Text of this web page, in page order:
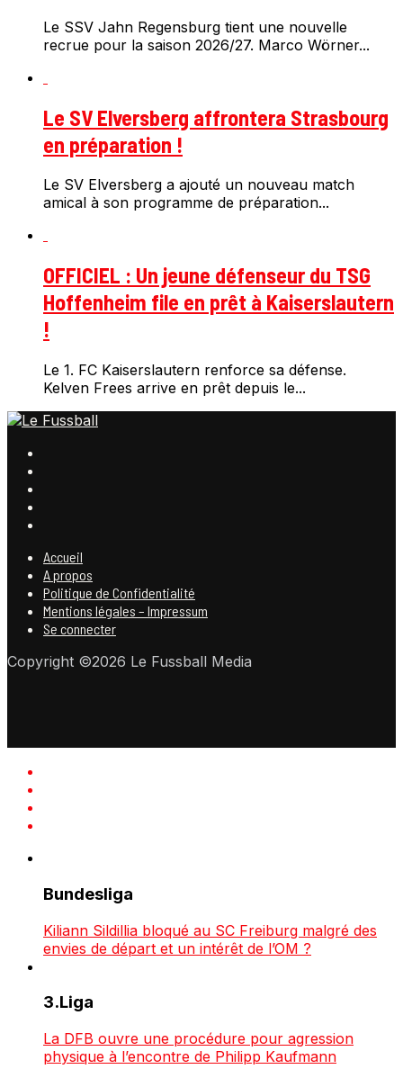
Le SSV Jahn Regensburg tient une nouvelle
recrue pour la saison 2026/27. Marco Wörner...
Le SV Elversberg affrontera Strasbourg
en préparation !
Le SV Elversberg a ajouté un nouveau match
amical à son programme de préparation...
OFFICIEL : Un jeune défenseur du TSG
Hoffenheim file en prêt à Kaiserslautern
!
Le 1. FC Kaiserslautern renforce sa défense.
Kelven Frees arrive en prêt depuis le...
Accueil
A propos
Politique de Confidentialité
Mentions légales – Impressum
Se connecter
Copyright ©2026 Le Fussball Media
Bundesliga
Kiliann Sildillia bloqué au SC Freiburg malgré des
envies de départ et un intérêt de l’OM ?
3.Liga
La DFB ouvre une procédure pour agression
physique à l’encontre de Philipp Kaufmann